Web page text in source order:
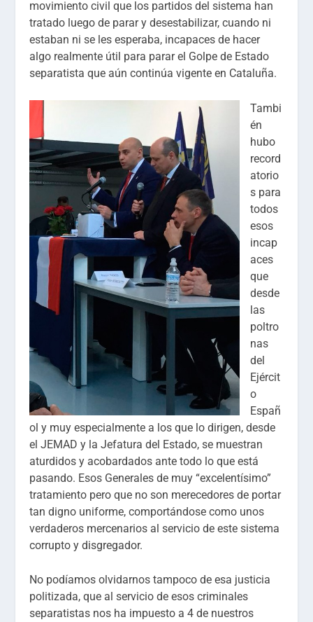
movimiento civil que los partidos del sistema han
tratado luego de parar y desestabilizar, cuando ni
estaban ni se les esperaba, incapaces de hacer
algo realmente útil para parar el Golpe de Estado
separatista que aún continúa vigente en Cataluña.
Tambi
én
hubo
record
atorio
s para
todos
esos
incap
aces
que
desde
las
poltro
nas
del
Ejércit
o
Españ
ol y muy especialmente a los que lo dirigen, desde
el JEMAD y la Jefatura del Estado, se muestran
aturdidos y acobardados ante todo lo que está
pasando. Esos Generales de muy “excelentísimo”
tratamiento pero que no son merecedores de portar
tan digno uniforme, comportándose como unos
verdaderos mercenarios al servicio de este sistema
corrupto y disgregador.
No podíamos olvidarnos tampoco de esa justicia
politizada, que al servicio de esos criminales
separatistas nos ha impuesto a 4 de nuestros